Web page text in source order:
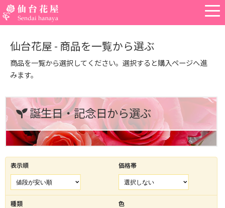
仙台花屋 - 商品を一覧から選ぶ
商品を一覧から選択してください。選択すると購入ページへ進
みます。
誕生日・記念日から選ぶ
表示順 価格帯
種類 色